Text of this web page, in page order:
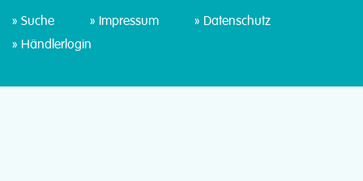
Suche Impressum
Datenschutz
Händlerlogin